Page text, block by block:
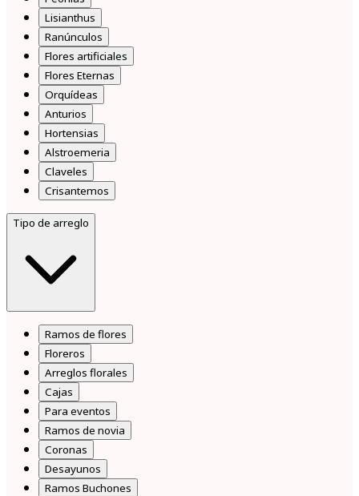
Lisianthus
Ranúnculos
Flores artificiales
Flores Eternas
Orquídeas
Anturios
Hortensias
Alstroemeria
Claveles
Crisantemos
Tipo de arreglo
Ramos de flores
Floreros
Arreglos florales
Cajas
Para eventos
Ramos de novia
Coronas
Desayunos
Ramos Buchones